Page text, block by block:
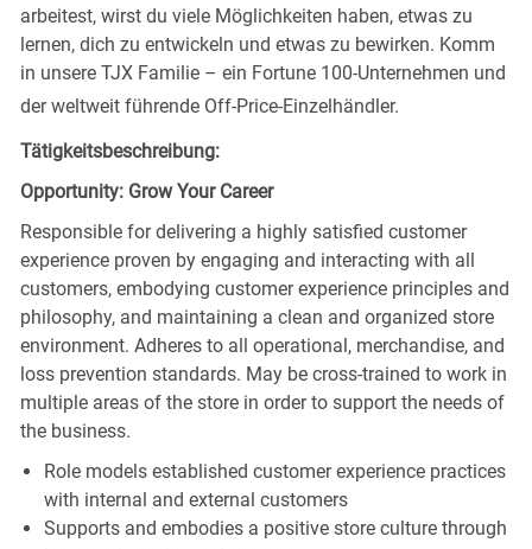
arbeitest, wirst du viele Möglichkeiten haben, etwas zu
lernen, dich zu entwickeln und etwas zu bewirken. Komm
in unsere TJX Familie – ein Fortune 100-Unternehmen und
der weltweit führende Off-Price-Einzelhändler.
Tätigkeitsbeschreibung:
Opportunity: Grow Your Career
Responsible for delivering a highly satisfied customer
experience proven by engaging and interacting with all
customers, embodying customer experience principles and
philosophy, and maintaining a clean and organized store
environment. Adheres to all operational, merchandise, and
loss prevention standards. May be cross-trained to work in
multiple areas of the store in order to support the needs of
the business.
Role models established customer experience practices
with internal and external customers
Supports and embodies a positive store culture through